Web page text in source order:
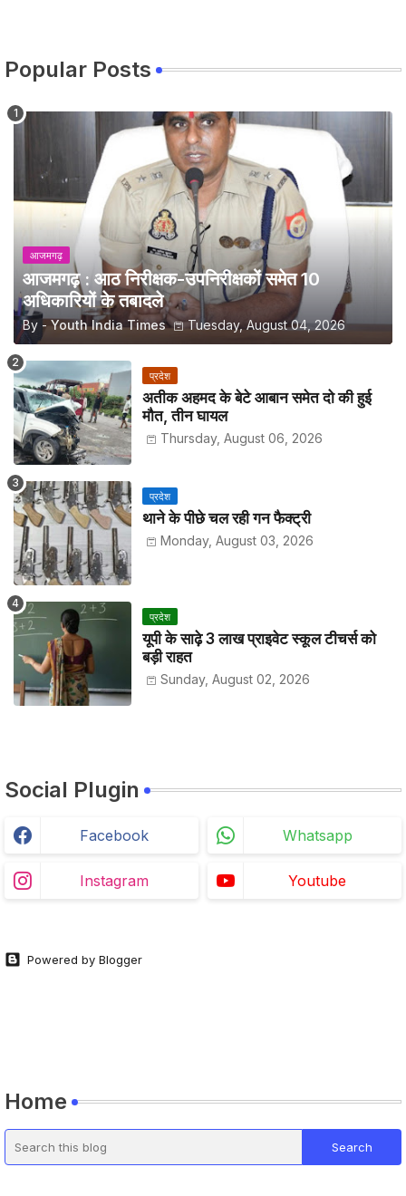
Popular Posts
आजमगढ़
आजमगढ़ : आठ निरीक्षक-उपनिरीक्षकों समेत 10
अधिकारियों के तबादले
By - Youth India Times Tuesday, August 04, 2026
प्रदेश
अतीक अहमद के बेटे आबान समेत दो की हुई
मौत, तीन घायल
Thursday, August 06, 2026
प्रदेश
थाने के पीछे चल रही गन फैक्ट्री
Monday, August 03, 2026
प्रदेश
यूपी के साढ़े 3 लाख प्राइवेट स्कूल टीचर्स को
बड़ी राहत
Sunday, August 02, 2026
Social Plugin
Facebook Whatsapp
Instagram Youtube
Powered by Blogger
Home